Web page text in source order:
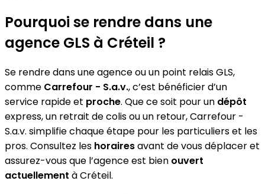
Pourquoi se rendre dans une
agence GLS à Créteil ?
Se rendre dans une agence ou un point relais GLS,
comme Carrefour - S.a.v., c’est bénéficier d’un
service rapide et proche. Que ce soit pour un dépôt
express, un retrait de colis ou un retour, Carrefour -
S.a.v. simplifie chaque étape pour les particuliers et les
pros. Consultez les horairesavant de vous déplacer et
assurez-vous que l’agence est bien ouvert
actuellement à Créteil.